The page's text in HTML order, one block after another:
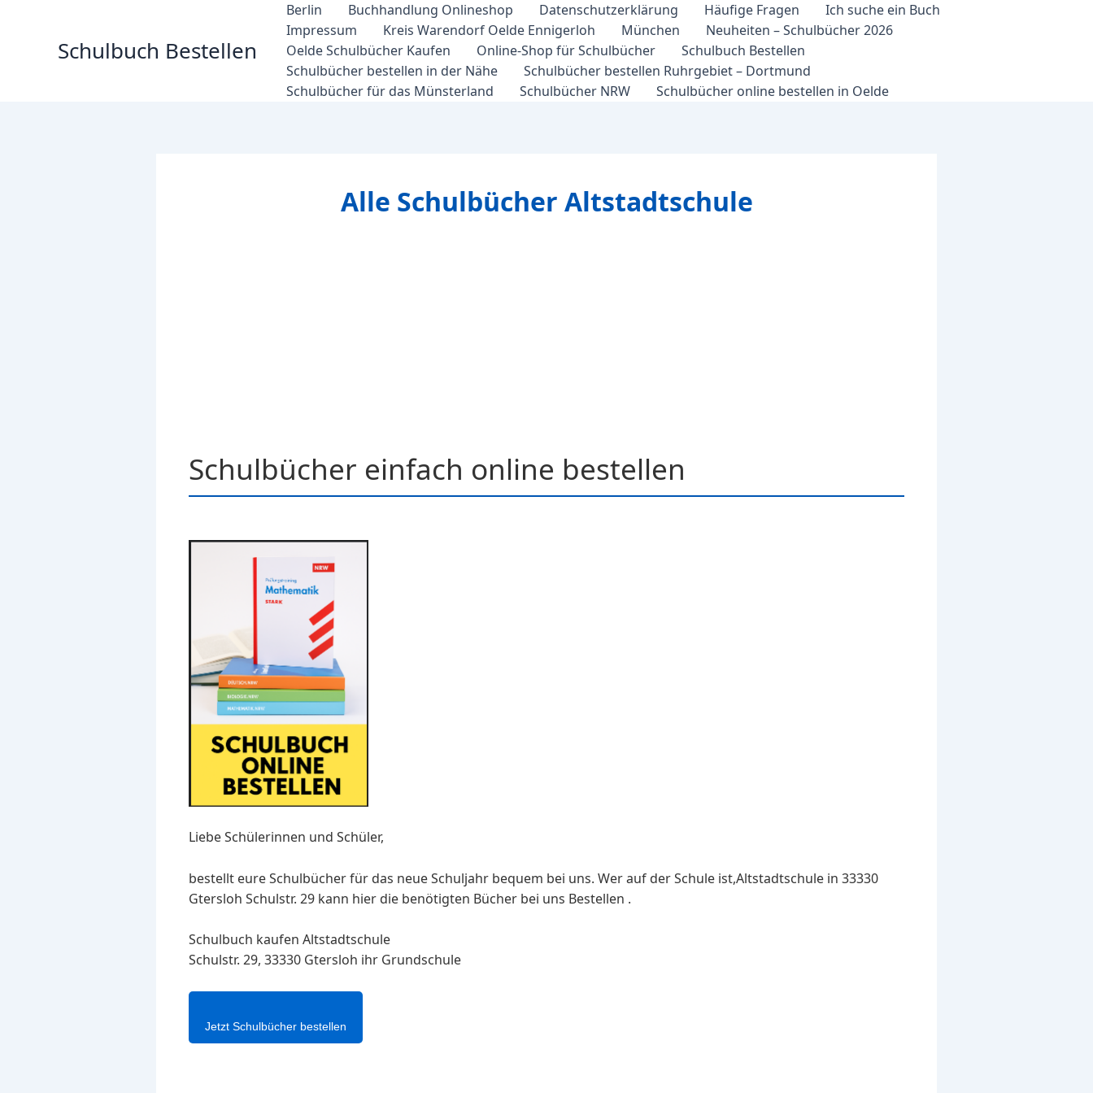
Schulbuch Bestellen
Berlin Buchhandlung Onlineshop Datenschutzerklärung Häufige Fragen
Ich suche ein Buch
Impressum
Kreis Warendorf Oelde Ennigerloh München
Neuheiten – Schulbücher 2026
Oelde Schulbücher Kaufen
Online-Shop für Schulbücher
Schulbuch Bestellen
Schulbücher bestellen in der Nähe
Schulbücher bestellen Ruhrgebiet – Dortmund
Schulbücher für das Münsterland
Schulbücher NRW Schulbücher online bestellen in Oelde
Alle Schulbücher Altstadtschule
Schulbücher einfach online bestellen
Liebe Schülerinnen und Schüler,
bestellt eure Schulbücher für das neue Schuljahr bequem bei uns. Wer auf der Schule ist,Altstadtschule in 33330
Gtersloh Schulstr. 29 kann hier die benötigten Bücher bei uns Bestellen .
Schulbuch kaufen Altstadtschule
Schulstr. 29, 33330 Gtersloh ihr Grundschule
Jetzt Schulbücher bestellen